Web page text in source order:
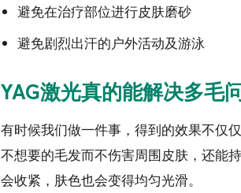
避免在治疗部位进行皮肤磨砂
避免剧烈出汗的户外活动及游泳
YAG激光真的能解决多毛
有时候我们做一件事，得到的效果不仅
不想要的毛发而不伤害周围皮肤，还能
会收紧，肤色也会变得均匀光滑。